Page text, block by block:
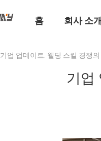
홈 회사 소개
기업 업데이트. 웰딩 스킬 경쟁
기업